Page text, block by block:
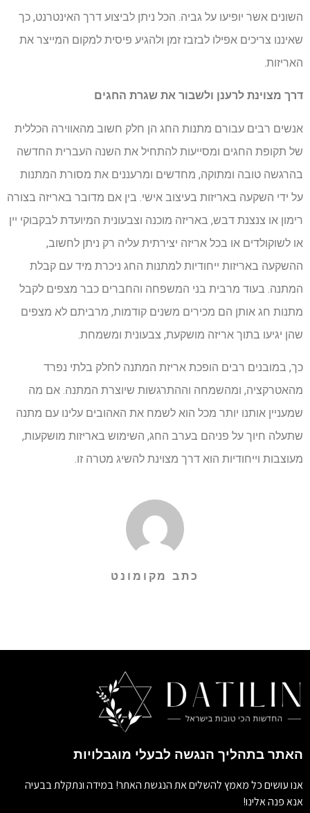
השונים אשר יופיעו על גביה. הכל ניתן לביצוע דרך האינטרנט, כך
שאיננו צריכים אפילו לבזבז זמן ולהגיע פיסית למקום המייצר את
האריזות.
דרך מצוינת לרענן ולשבור את שגרת החגים
אנשים רבים עבורם מתנות החג הן חלק חשוב מהאווירה הכללית
של תקופת החגים ומסייעות להתחיל את השנה העברית החדשה
בהרגשה טובה ומתוקה, מחדשים ומרעננים את מסורת המתנות
על ידי השקעה באריזות בעיצוב אישי. בין אם מדובר באריזה בצורה
רימון או צנצנת דבש, באריזה מוכנה וצבעונית המיועדת לבקבוקי יין
או לשוקולדים או בכל אריזה יצירתית עליה רק ניתן לחשוב,
ההשקעה באריזות ייחודיות למתנות החג ניכרת מיד עם קבלת
המתנה. בעוד מרבית בני המשפחה והחברים כבר מצפים לקבל
מתנות חג אותן הם מכירים משנים קודמות, מרביתם לא מצפים
שהן יגיעו בתוך אריזה מושקעת, צבעונית ומשמחת.
כך, במובנים רבים הופכת אריזת המתנה לחלק בלתי נפרד
מהאטרקציה, ומהשמחה וההתרגשות שיוצרת המתנה. אם מה
שמעניין אותנו יותר מכל הוא לשמח את האהובים עלינו עם מתנה
שתעלה חיוך על פניהם בערב החג, השימוש באריזות מושקעות,
מעוצבות וייחודיות הוא דרך מצוינת להשיג מטרה זו.
כתב מקומונט
האתר בתהליך הנגשה לבעלי מוגבלויות
אנו עושים כל מאמץ להשלים את הנגשת האתר! במידה ונתקלת בבעיה
אנא פנה אלינו!